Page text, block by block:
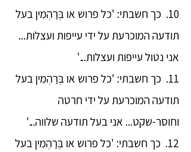
10. כך חשבתי: 'כל פרוש או בְּרַהְמִין בעל
תודעה המוכרעת על ידי עייפות ועצלות...
אני נטול עייפות ועצלות...'
11. כך חשבתי: 'כל פרוש או בְּרַהְמִין בעל
תודעה המוכרעת על ידי חרטה
וחוסר-שקט... אני בעל תודעה שלווה...'
12. כך חשבתי: 'כל פרוש או בְּרַהְמִין בעל